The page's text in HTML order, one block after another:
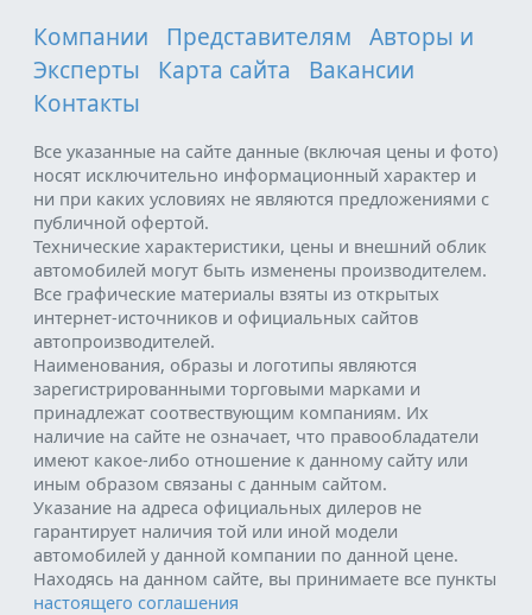
Компании Представителям
Авторы и
Эксперты
Карта сайта
Вакансии
Контакты
Все указанные на сайте данные (включая цены и фото)
носят исключительно информационный характер и
ни при каких условиях не являются предложениями с
публичной офертой.
Технические характеристики, цены и внешний облик
автомобилей могут быть изменены производителем.
Все графические материалы взяты из открытых
интернет-источников и официальных сайтов
автопроизводителей.
Наименования, образы и логотипы являются
зарегистрированными торговыми марками и
принадлежат соотвествующим компаниям. Их
наличие на сайте не означает, что правообладатели
имеют какое-либо отношение к данному сайту или
иным образом связаны с данным сайтом.
Указание на адреса официальных дилеров не
гарантирует наличия той или иной модели
автомобилей у данной компании по данной цене.
Находясь на данном сайте, вы принимаете все пункты
настоящего соглашения